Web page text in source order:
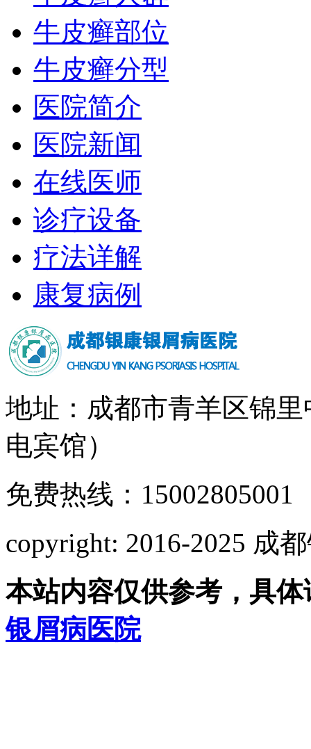
牛皮癣部位
牛皮癣分型
医院简介
医院新闻
在线医师
诊疗设备
疗法详解
康复病例
地址：成都市青羊区锦
电宾馆）
免费热线：15002805001
copyright: 2016-2025 成
本站内容仅供参考，具
银屑病医院